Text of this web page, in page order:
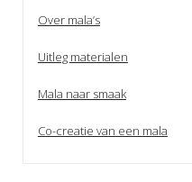
Over mala’s
Uitleg materialen
Mala naar smaak
Co-creatie van een mala